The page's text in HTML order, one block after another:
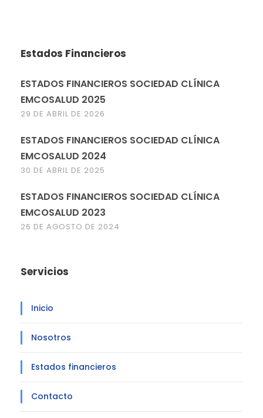
Estados Financieros
ESTADOS FINANCIEROS SOCIEDAD CLÍNICA
EMCOSALUD 2025
29 DE ABRIL DE 2026
ESTADOS FINANCIEROS SOCIEDAD CLÍNICA
EMCOSALUD 2024
30 DE ABRIL DE 2025
ESTADOS FINANCIEROS SOCIEDAD CLÍNICA
EMCOSALUD 2023
26 DE AGOSTO DE 2024
Servicios
Inicio
Nosotros
Estados financieros
Contacto